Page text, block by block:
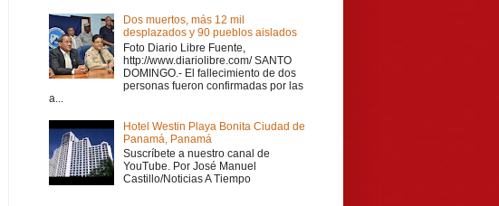
Dos muertos, más 12 mil
desplazados y 90 pueblos aislados
Foto Diario Libre Fuente,
http://www.diariolibre.com/ SANTO
DOMINGO.- El fallecimiento de dos
personas fueron confirmadas por las
a...
Hotel Westin Playa Bonita Ciudad de
Panamá, Panamá
Suscríbete a nuestro canal de
YouTube. Por José Manuel
Castillo/Noticias A Tiempo